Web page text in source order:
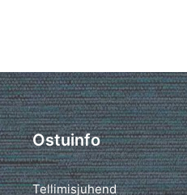
Ostuinfo
Tellimisjuhend